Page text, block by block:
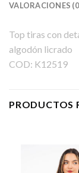
VALORACIONES
Top tiras con
algodón licrado
COD: K12519
PRODUCTOS